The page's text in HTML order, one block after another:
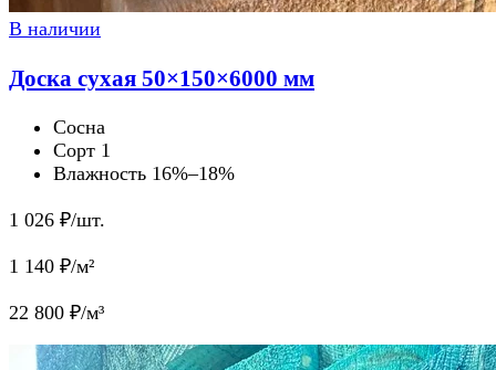
В наличии
Доска сухая 50×150×6000 мм
Сосна
Сорт 1
Влажность 16%–18%
1 026 ₽/шт.
1 140 ₽/м²
22 800 ₽/м³